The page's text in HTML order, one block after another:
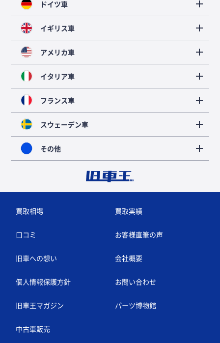
ドイツ車
イギリス車
アメリカ車
イタリア車
フランス車
スウェーデン車
その他
買取相場 買取実績
口コミ お客様直筆の声
旧車への想い 会社概要
個人情報保護方針 お問い合わせ
旧車王マガジン パーツ博物館
中古車販売